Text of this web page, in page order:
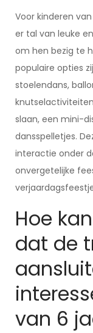
Voor kinderen
er tal van leuke
om hen bezig te
populaire opties
stoelendans,
slaan, een mini-
dansspelletjes.
interactie onder
onvergetelijke
Hoe
dat de
van 6